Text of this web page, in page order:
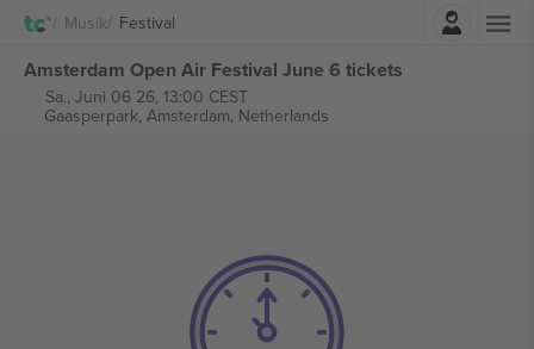
Musik Festival
Amsterdam Open Air Festival June 6 tickets
Sa., Juni 06 26, 13:00 CEST
Gaasperpark, Amsterdam, Netherlands